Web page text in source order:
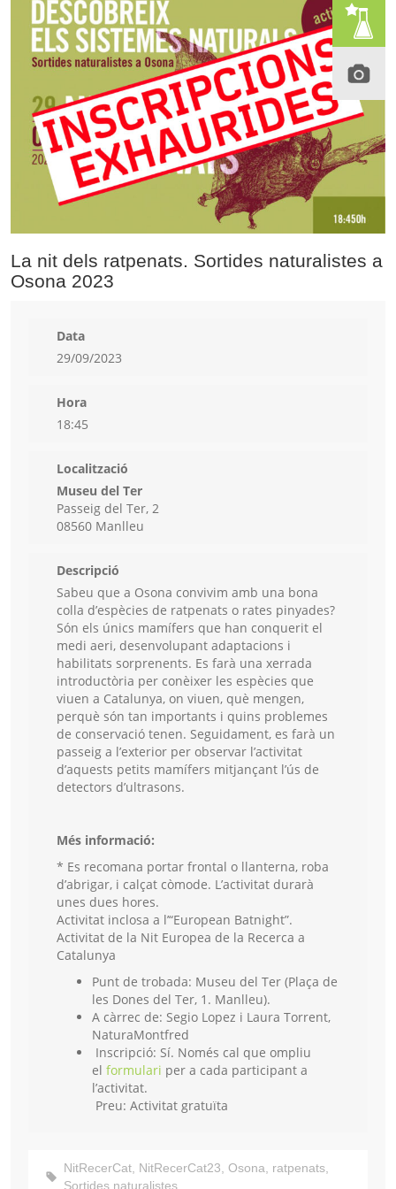
La nit dels ratpenats. Sortides naturalistes a
Osona 2023
Data
29/09/2023
Hora
18:45
Localització
Museu del Ter
Passeig del Ter, 2
08560 Manlleu
Descripció
Sabeu que a Osona convivim amb una bona
colla d’espècies de ratpenats o rates pinyades?
Són els únics mamífers que han conquerit el
medi aeri, desenvolupant adaptacions i
habilitats sorprenents. Es farà una xerrada
introductòria per conèixer les espècies que
viuen a Catalunya, on viuen, què mengen,
perquè són tan importants i quins problemes
de conservació tenen. Seguidament, es farà un
passeig a l’exterior per observar l’activitat
d’aquests petits mamífers mitjançant l’ús de
detectors d’ultrasons.
Més informació:
* Es recomana portar frontal o llanterna, roba
d’abrigar, i calçat còmode. L’activitat durarà
unes dues hores.
Activitat inclosa a l’“European Batnight”.
Activitat de la Nit Europea de la Recerca a
Catalunya
Punt de trobada: Museu del Ter (Plaça de
les Dones del Ter, 1. Manlleu).
A càrrec de: Segio Lopez i Laura Torrent,
NaturaMontfred
Inscripció: Sí. Només cal que ompliu
el formulari per a cada participant a
l’activitat.
Preu: Activitat gratuïta
NitRecerCat, NitRecerCat23, Osona, ratpenats,
Sortides naturalistes